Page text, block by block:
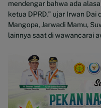
mendengar bahwa ada
ketua DPRD.” ujar Irwan Dai
Mangopa, Jarwadi Mamu,
lainnya saat di wawancarai